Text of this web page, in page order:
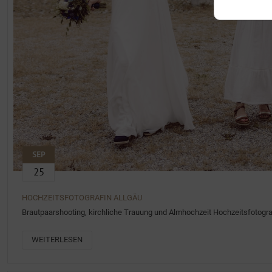
SEP
25
HOCHZEITSFOTOGRAFIN ALLGÄU
Brautpaarshooting, kirchliche Trauung und Almhochzeit
WEITERLESEN